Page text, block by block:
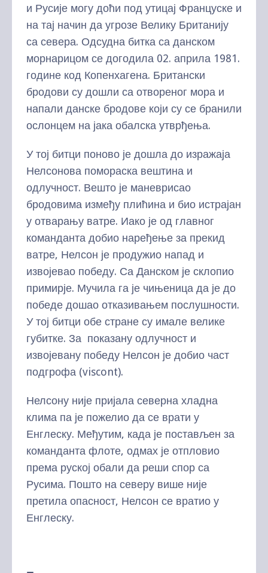
и Русије могу доћи под утицај Француске и
на тај начин да угрозе Велику Британију
са севера. Одсудна битка са данском
морнарицом се догодила 02. априла 1981.
године код Копенхагена. Британски
бродови су дошли са отвореног мора и
напали данске бродове који су се бранили
ослонцем на јака обалска утврђења.
У тој битци поново је дошла до изражаја
Нелсонова помораска вештина и
одлучност. Вешто је маневрисао
бродовима између плићина и био истрајан
у отварању ватре. Иако је од главног
команданта добио наређење за прекид
ватре, Нелсон је продужио напад и
извојевао победу. Са Данском је склопио
примирје. Мучила га је чињеница да је до
победе дошао отказивањем послушности.
У тој битци обе стране су имале велике
губитке. За показану одлучност и
извојевану победу Нелсон је добио част
подгрофа (viscont).
Нелсону није пријала северна хладна
клима па је пожелио да се врати у
Енглеску. Међутим, када је постављен за
команданта флоте, одмах је отпловио
према руској обали да реши спор са
Русима. Пошто на северу више није
претила опасност, Нелсон се вратио у
Енглеску.